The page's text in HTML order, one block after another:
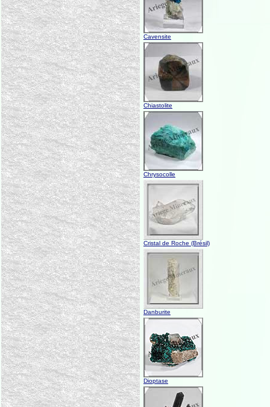
Cavensite
Chiastolite
Chrysocolle
Cristal de Roche (Brésil)
Danburite
Dioptase